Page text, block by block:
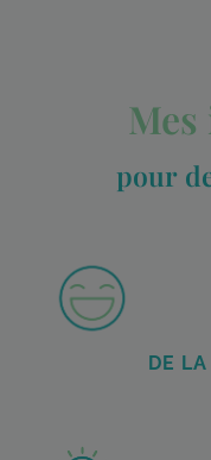
pour
DE